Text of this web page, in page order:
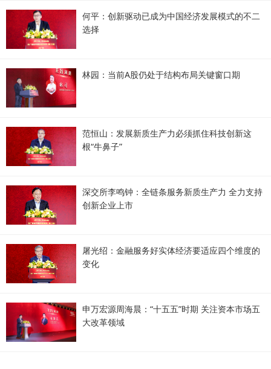
何平：创新驱动已成为中国经济发展模式的不二
选择
林园：当前A股仍处于结构布局关键窗口期
范恒山：发展新质生产力必须抓住科技创新这
根“牛鼻子”
深交所李鸣钟：全链条服务新质生产力 全力支持
创新企业上市
屠光绍：金融服务好实体经济要适应四个维度的
变化
申万宏源周海晨：“十五五”时期 关注资本市场五
大改革领域